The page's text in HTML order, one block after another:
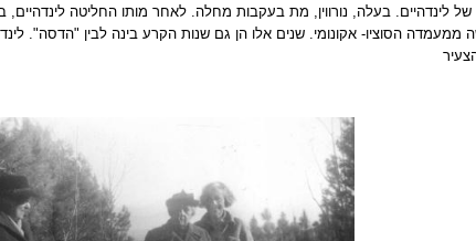
ממעמדה הסוציו- אקונומי. שנים אלו הן גם שנות הקרע בינה לבין "הדסה".